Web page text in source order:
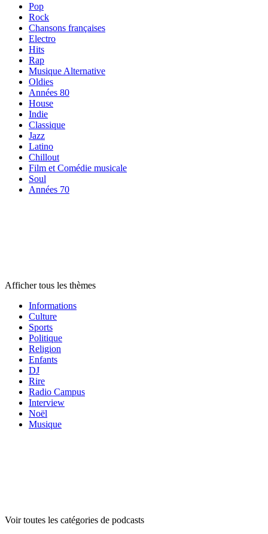
Pop
Rock
Chansons françaises
Electro
Hits
Rap
Musique Alternative
Oldies
Années 80
House
Indie
Classique
Jazz
Latino
Chillout
Film et Comédie musicale
Soul
Années 70
Afficher tous les thèmes
Informations
Culture
Sports
Politique
Religion
Enfants
DJ
Rire
Radio Campus
Interview
Noël
Musique
Voir toutes les catégories de podcasts